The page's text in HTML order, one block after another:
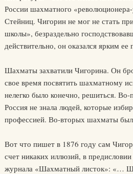
России шахматного
Стейниц. Чигорин не мог не стать
школы», безраздельно
действительно, он оказался ярким ее
Шахматы захватили Чигорина. Он
свое время посвятить шахматному
нелегко было конечно, решиться.
Россия не знала людей, которые
профессией. Во-вторых шахматы
Вот что пишет в 1876 году сам
счет никаких иллюзий, в
журнала «Шахматный листок»: «…